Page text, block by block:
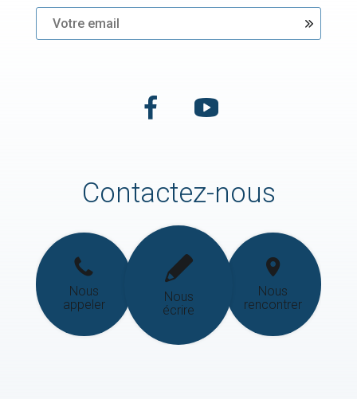
Contactez-nous
Nous
appeler
Nous
écrire
Nous
rencontrer